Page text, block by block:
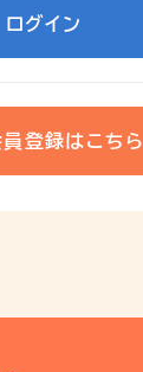
ログイン
登録はこちら